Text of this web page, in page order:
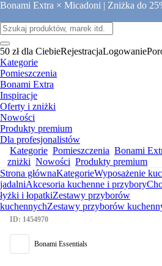
Bonami Extra × Micadoni | Zniżka do
50 zł dla CiebieRejestracjaLogowanie
Kategorie
Pomieszczenia
Bonami Extra
Inspiracje
Oferty i zniżki
Nowości
Produkty premium
Dla profesjonalistów
Kategorie Pomieszczenia Bonami
zniżki Nowości Produkty premium
Strona głównaKategorieWyposażenie
jadalniAkcesoria kuchenne i przybory
łyżki i łopatkiZestawy przyborów
kuchennychZestawy przyborów
ID: 1454970
Bonami Essentials